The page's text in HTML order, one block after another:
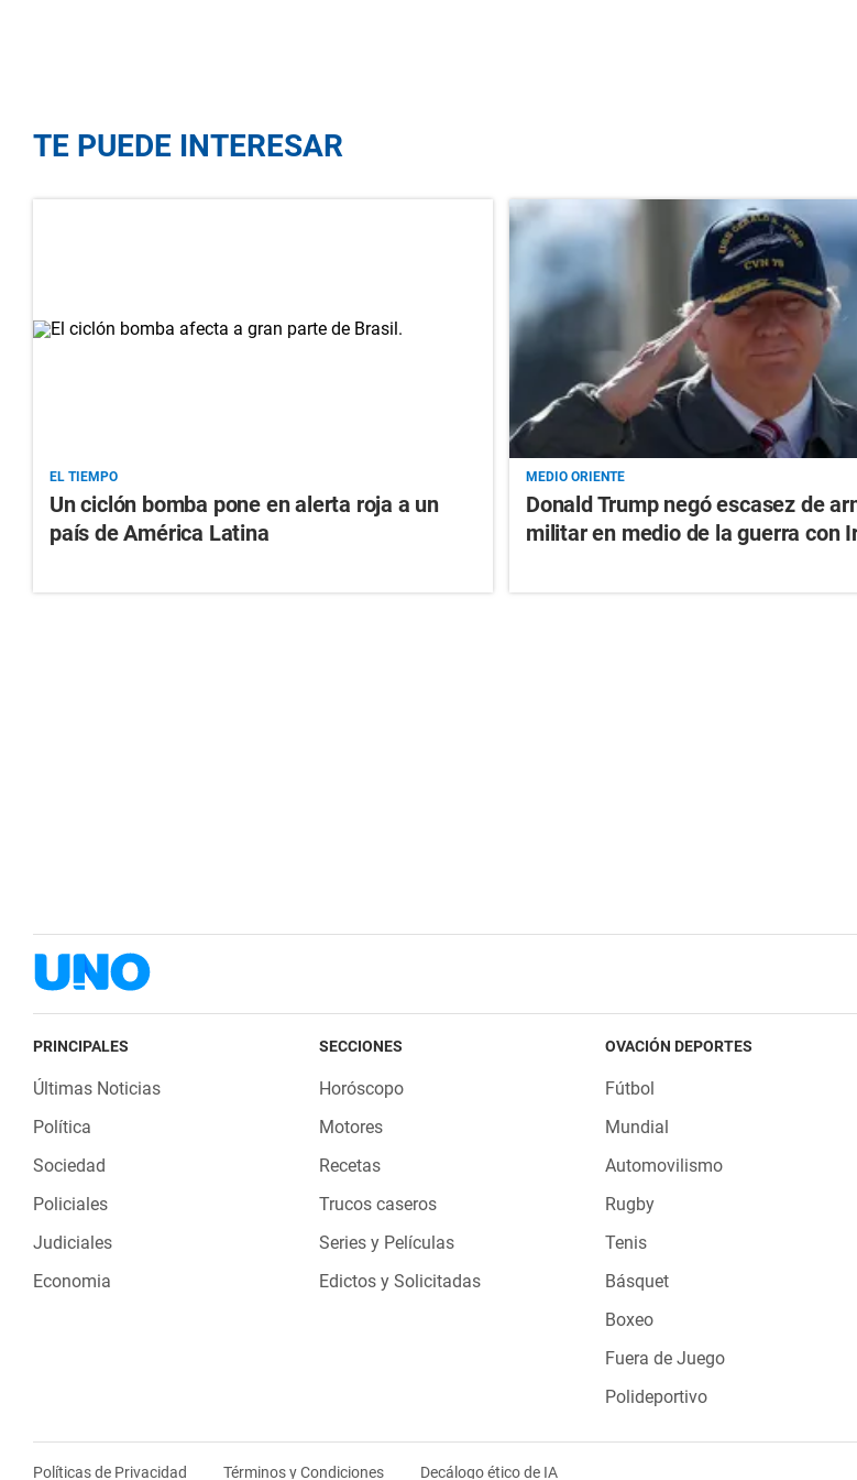
TE PUEDE INTERESAR
EL TIEMPO
Un ciclón bomba pone en alerta roja a un
país de América Latina
MEDIO ORIENTE
Donald Trump negó escasez de
militar en medio de la guerra con
PRINCIPALES
Últimas Noticias
Política
Sociedad
Policiales
Judiciales
Economia
SECCIONES
Horóscopo
Motores
Recetas
Trucos caseros
Series y Películas
Edictos y Solicitadas
OVACIÓN DEPORTES
Fútbol
Mundial
Automovilismo
Rugby
Tenis
Básquet
Boxeo
Fuera de Juego
Polideportivo
Políticas de Privacidad Términos y Condiciones Decálogo ético de IA